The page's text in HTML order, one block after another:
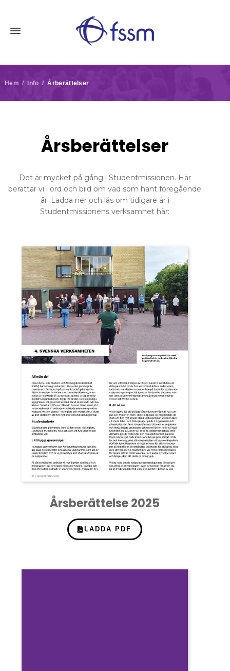
Hem / Info / Årberättelser
Årsberättelser
Det är mycket på gång i Studentmissionen. Här
berättar vi i ord och bild om vad som hänt föregående
år. Ladda ner och läs om tidigare år i
Studentmissionens verksamhet här:
Årsberättelse 2025
LADDA PDF